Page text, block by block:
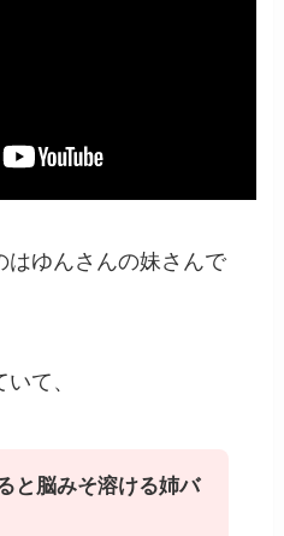
はゆんさんの妹さんで
て、
と脳みそ溶ける姉バ